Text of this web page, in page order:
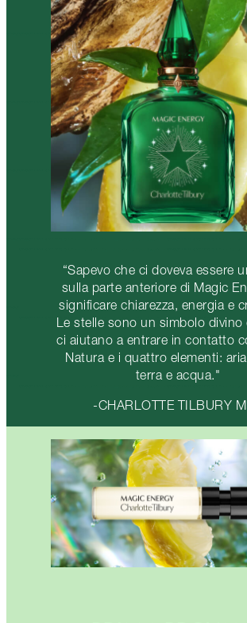
“Sapevo che ci doveva essere
sulla parte anteriore di Magic
significare chiarezza, energia e
Le stelle sono un simbolo
ci aiutano a entrare in contatto
Natura e i quattro elementi:
terra e acqua."
-CHARLOTTE TILBURY